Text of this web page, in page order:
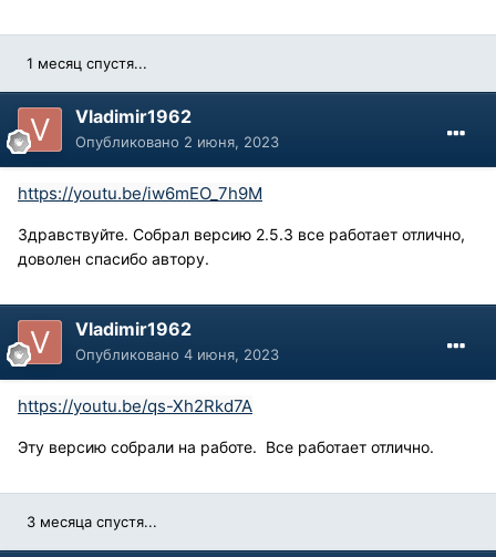
1 месяц спустя...
Vladimir1962
Опубликовано 2 июня, 2023
https://youtu.be/iw6mEO_7h9M
Здравствуйте. Собрал версию 2.5.3 все работает отлично,
доволен спасибо автору.
Vladimir1962
Опубликовано 4 июня, 2023
https://youtu.be/qs-Xh2Rkd7A
Эту версию собрали на работе. Все работает отлично.
3 месяца спустя...